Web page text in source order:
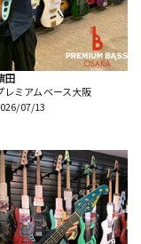
田
レミアムベース大阪
07/13